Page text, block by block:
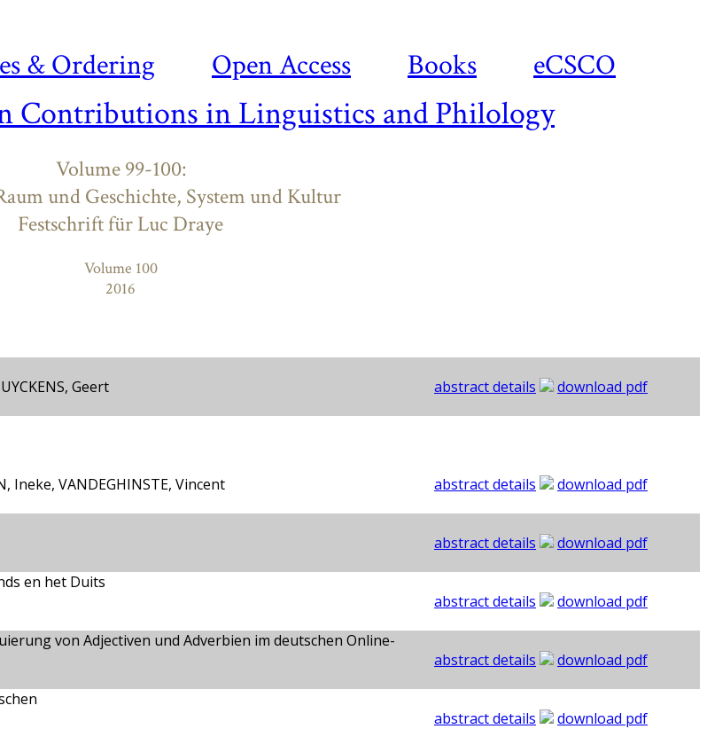
& Ordering Open Access Books eCSCO
Contributions in Linguistics and Philology
Volume 99-100:
und Geschichte, System und Kultur
Festschrift für Luc Draye
Volume 100
2016
Geert
abstract details download pdf
Ineke, VANDEGHINSTE, Vincent
abstract details
download pdf
abstract details
download pdf
en het Duits
abstract details
download pdf
von Adjectiven und Adverbien im deutschen Online-
abstract details
download pdf
abstract details
download pdf